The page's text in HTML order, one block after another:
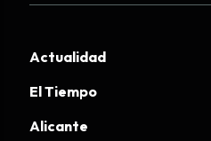
Actualidad
El Tiempo
Alicante